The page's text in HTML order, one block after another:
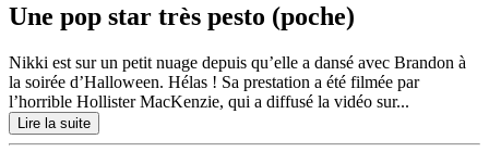
Une pop star très pesto (poche)
Nikki est sur un petit nuage depuis qu’elle a dansé avec Brandon à
la soirée d’Halloween. Hélas ! Sa prestation a été filmée par
l’horrible Hollister MacKenzie, qui a diffusé la vidéo sur...
Lire la suite